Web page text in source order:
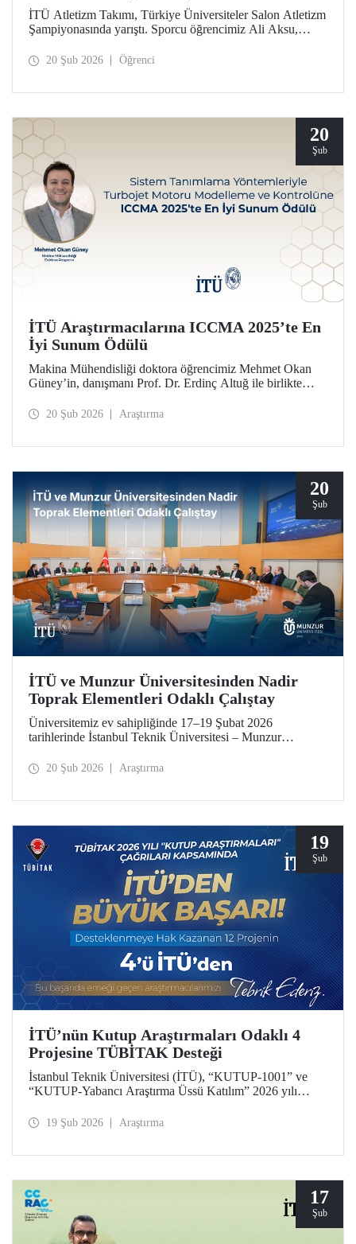
İTÜ Atletizm Takımı, Türkiye Üniversiteler Salon Atletizm
Şampiyonasında yarıştı. Sporcu öğrencimiz Ali Aksu,
200 metrede gümüş madalyanın sahibi oldu.
20 Şub 2026 Öğrenci
20
Şub
İTÜ Araştırmacılarına ICCMA 2025’te En
İyi Sunum Ödülü
Makina Mühendisliği doktora öğrencimiz Mehmet Okan
Güney’in, danışmanı Prof. Dr. Erdinç Altuğ ile birlikte
konferansında sunduğu bildiri, “Karmaşık Sistemlerde
20 Şub 2026 Araştırma
20
Şub
İTÜ ve Munzur Üniversitesinden Nadir
Toprak Elementleri Odaklı Çalıştay
Üniversitemiz ev sahipliğinde 17–19 Şubat 2026
tarihlerinde İstanbul Teknik Üniversitesi – Munzur
düzenlendi. Her iki üniversiteden akademisyenler çalıştaya
20 Şub 2026 Araştırma
19
Şub
İTÜ’nün Kutup Araştırmaları Odaklı 4
Projesine TÜBİTAK Desteği
İstanbul Teknik Üniversitesi (İTÜ), “KUTUP-1001” ve
“KUTUP-Yabancı Araştırma Üssü Katılım” 2026 yılı
kazandı. Toplam 12 proje arasında İTÜ’den 4 projenin yer
19 Şub 2026 Araştırma
17
Şub